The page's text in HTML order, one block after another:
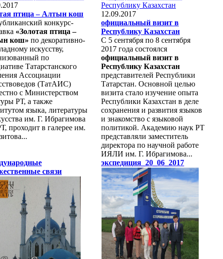
птица – Алтын кош
конкурс-
«Золотая птица –
кош» по декоративно-
искусству,
по
Татарстанского
Ассоциации
(ТатАИС)
с Министерством
РТ, а также
языка, литературы
им. Г. Ибрагимова
проходит в галерее им.
12.09.2017
официальный визит в
Республику Казахстан
С 5 сентября по 8 сентября
2017 года состоялся
официальный визит в
Республику Казахстан
представителей Республики
Татарстан. Основной целью
визита стало изучение опыта
Республики Казахстан в деле
сохранения и развития языков
и знакомство с языковой
политикой. Академию наук РТ
представляли заместитель
директора по научной работе
ИЯЛИ им. Г. Ибрагимова...
связи
экспедиция_20_06_2017